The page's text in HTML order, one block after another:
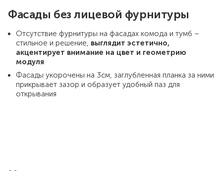
Фасады без лицевой фурнитуры
Отсутствие фурнитуры на фасадах комода и тумб –
стильное и решение, выглядит эстетично,
акцентирует внимание на цвет и геометрию
модуля
Фасады укорочены на 3см, заглубленная планка за ними
прикрывает зазор и образует удобный паз для
открывания